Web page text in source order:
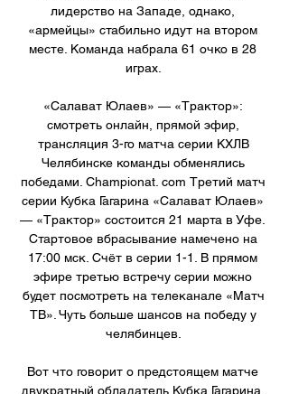
лидерство на Западе, однако,
«армейцы» стабильно идут на втором
месте. Команда набрала 61 очко в 28
играх.
«Салават Юлаев» — «Трактор»:
смотреть онлайн, прямой эфир,
трансляция 3-го матча серии КХЛВ
Челябинске команды обменялись
победами. Championat. com Третий матч
серии Кубка Гагарина «Салават Юлаев»
— «Трактор» состоится 21 марта в Уфе.
Стартовое вбрасывание намечено на
17:00 мск. Счёт в серии 1-1. В прямом
эфире третью встречу серии можно
будет посмотреть на телеканале «Матч
ТВ». Чуть больше шансов на победу у
челябинцев.
Вот что говорит о предстоящем матче
двукратный обладатель Кубка Гагарина,